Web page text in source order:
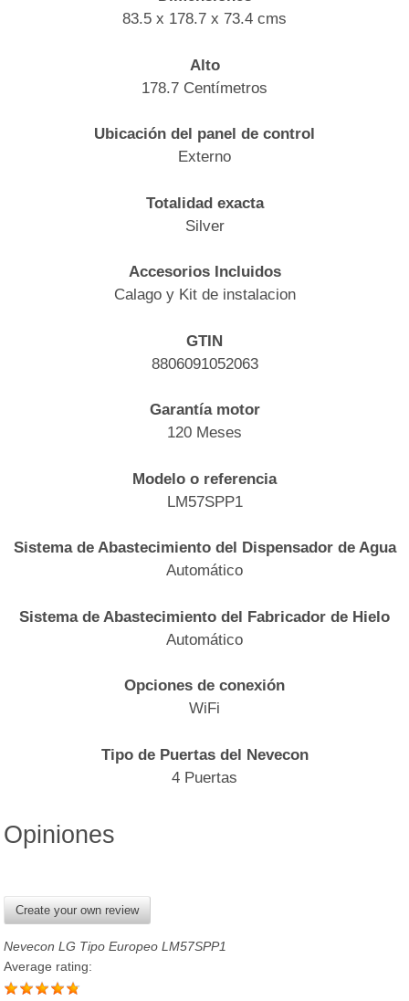
83.5 x 178.7 x 73.4 cms
Alto
178.7 Centímetros
Ubicación del panel de control
Externo
Totalidad exacta
Silver
Accesorios Incluidos
Calago y Kit de instalacion
GTIN
8806091052063
Garantía motor
120 Meses
Modelo o referencia
LM57SPP1
Sistema de Abastecimiento del Dispensador de Agua
Automático
Sistema de Abastecimiento del Fabricador de Hielo
Automático
Opciones de conexión
WiFi
Tipo de Puertas del Nevecon
4 Puertas
Opiniones
Create your own review
Nevecon LG Tipo Europeo LM57SPP1
Average rating: